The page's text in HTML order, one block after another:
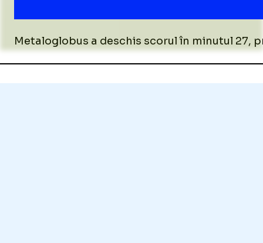
Metaloglobus a deschis scorul în minutul 27,